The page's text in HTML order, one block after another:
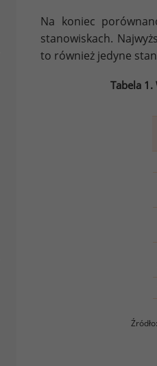
Na koniec
stanowiskach.
to również jedyne
Tabela